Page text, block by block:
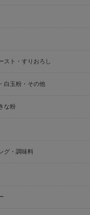
スト・すりおろし
白玉粉・その他
な粉
グ・調味料